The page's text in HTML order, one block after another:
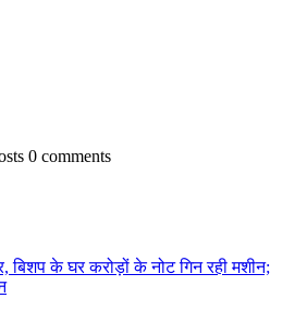
0 comments
के घर करोड़ों के नोट गिन रही मशीन;